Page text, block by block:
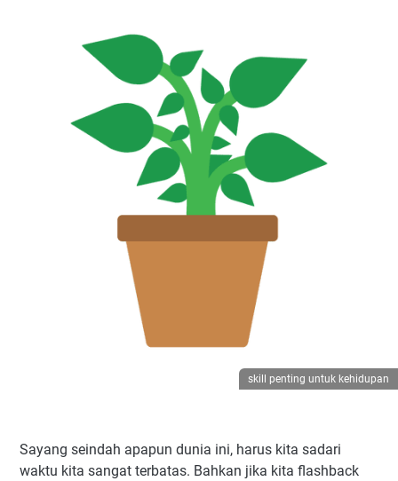
skill penting untuk kehidupan
Sayang seindah apapun dunia ini, harus kita sadari
waktu kita sangat terbatas. Bahkan jika kita flashback